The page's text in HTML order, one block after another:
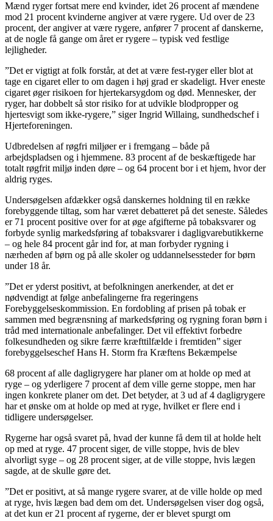
Mænd ryger fortsat mere end kvinder, idet 26 procent af mændene
mod 21 procent kvinderne angiver at være rygere. Ud over de 23
procent, der angiver at være rygere, anfører 7 procent af danskerne,
at de nogle få gange om året er rygere – typisk ved festlige
lejligheder.
”Det er vigtigt at folk forstår, at det at være fest-ryger eller blot at
tage en cigaret eller to om dagen i høj grad er skadeligt. Hver eneste
cigaret øger risikoen for hjertekarsygdom og død. Mennesker, der
ryger, har dobbelt så stor risiko for at udvikle blodpropper og
hjertesvigt som ikke-rygere,” siger Ingrid Willaing, sundhedschef i
Hjerteforeningen.
Udbredelsen af røgfri miljøer er i fremgang – både på
arbejdspladsen og i hjemmene. 83 procent af de beskæftigede har
totalt røgfrit miljø inden døre – og 64 procent bor i et hjem, hvor der
aldrig ryges.
Undersøgelsen afdækker også danskernes holdning til en række
forebyggende tiltag, som har været debatteret på det seneste. Således
er 71 procent positive over for at øge afgifterne på tobaksvarer og
forbyde synlig markedsføring af tobaksvarer i dagligvarebutikkerne
– og hele 84 procent går ind for, at man forbyder rygning i
nærheden af børn og på alle skoler og uddannelsessteder for børn
under 18 år.
”Det er yderst positivt, at befolkningen anerkender, at det er
nødvendigt at følge anbefalingerne fra regeringens
Forebyggelseskommission. En fordobling af prisen på tobak er
sammen med begrænsning af markedsføring og rygning foran børn i
tråd med internationale anbefalinger. Det vil effektivt forbedre
folkesundheden og sikre færre kræfttilfælde i fremtiden” siger
forebyggelseschef Hans H. Storm fra Kræftens Bekæmpelse
68 procent af alle dagligrygere har planer om at holde op med at
ryge – og yderligere 7 procent af dem ville gerne stoppe, men har
ingen konkrete planer om det. Det betyder, at 3 ud af 4 dagligrygere
har et ønske om at holde op med at ryge, hvilket er flere end i
tidligere undersøgelser.
Rygerne har også svaret på, hvad der kunne få dem til at holde helt
op med at ryge. 47 procent siger, de ville stoppe, hvis de blev
alvorligt syge – og 28 procent siger, at de ville stoppe, hvis lægen
sagde, at de skulle gøre det.
”Det er positivt, at så mange rygere svarer, at de ville holde op med
at ryge, hvis lægen bad dem om det. Undersøgelsen viser dog også,
at det kun er 21 procent af rygerne, der er blevet spurgt om